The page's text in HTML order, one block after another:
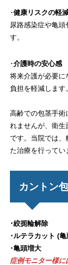
･健康リスクの軽
尿路感染症や亀
す。
･介護時の安心感
将来介護が必要に
負担を軽減します。
高齢での包茎手術
れませんが、衛生
です。当院では
た治療を行ってい
カントン
･絞扼輪解除
･ルテラカット (
･亀頭増大
症例モニター様